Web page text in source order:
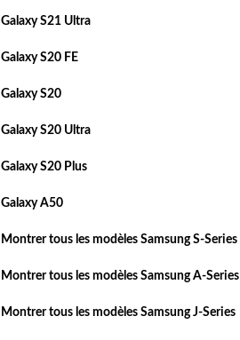
Galaxy S21 Ultra
Galaxy S20 FE
Galaxy S20
Galaxy S20 Ultra
Galaxy S20 Plus
Galaxy A50
Montrer tous les modèles Samsung S-Series
Montrer tous les modèles Samsung A-Series
Montrer tous les modèles Samsung J-Series